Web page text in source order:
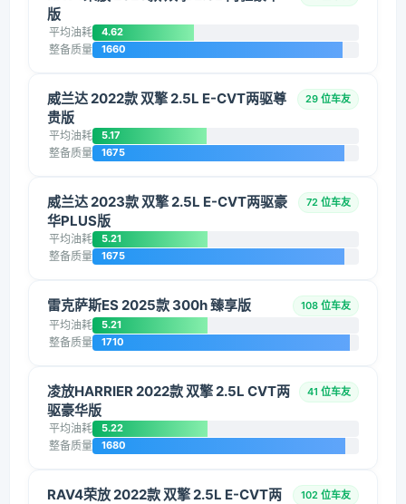
版
平均油耗 4.62
整备质量 1660
威兰达 2022款 双擎 2.5L E-CVT两驱尊
贵版
29 位车友
平均油耗 5.17
整备质量 1675
威兰达 2023款 双擎 2.5L E-CVT两驱豪
华PLUS版
72 位车友
平均油耗 5.21
整备质量 1675
雷克萨斯ES 2025款 300h 臻享版 108 位车友
平均油耗 5.21
整备质量 1710
凌放HARRIER 2022款 双擎 2.5L CVT两
驱豪华版
41 位车友
平均油耗 5.22
整备质量 1680
RAV4荣放 2022款 双擎 2.5L E-CVT两
102 位车友